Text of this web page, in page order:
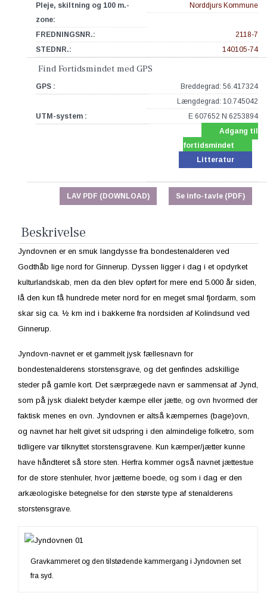
Pleje, skiltning og 100 m.-
zone:
Norddjurs Kommune
FREDNINGSNR.:
2118-7
STEDNR.:
140105-74
Find Fortidsmindet med GPS
GPS :
Breddegrad: 56.417324
Længdegrad: 10.745042
UTM-system :
E 607652 N 6253894
Adgang til
fortidsmindet
Litteratur
Se info-tavle (PDF)
LAV PDF (DOWNLOAD)
Beskrivelse
Jyndovnen er en smuk langdysse fra bondestenalderen ved
Godthåb lige nord for Ginnerup. Dyssen ligger i dag i et opdyrket
kulturlandskab, men da den blev opført for mere end 5.000 år siden,
lå den kun få hundrede meter nord for en meget smal fjordarm, som
skar sig ca. ½ km ind i bakkerne fra nordsiden af Kolindsund ved
Ginnerup.
Jyndovn-navnet er et gammelt jysk fællesnavn for
bondestenalderens storstensgrave, og det genfindes adskillige
steder på gamle kort. Det særprægede navn er sammensat af Jynd,
som på jysk dialekt betyder kæmpe eller jætte, og ovn hvormed der
faktisk menes en ovn. Jyndovnen er altså kæmpernes (bage)ovn,
og navnet har helt givet sit udspring i den almindelige folketro, som
tidligere var tilknyttet storstensgravene. Kun kæmper/jætter kunne
have håndteret så store sten. Herfra kommer også navnet jættestue
for de store stenhuler, hvor jætterne boede, og som i dag er den
arkæologiske betegnelse for den største type af stenalderens
storstensgrave.
Gravkammeret og den tilstødende kammergang i Jyndovnen set
fra syd.